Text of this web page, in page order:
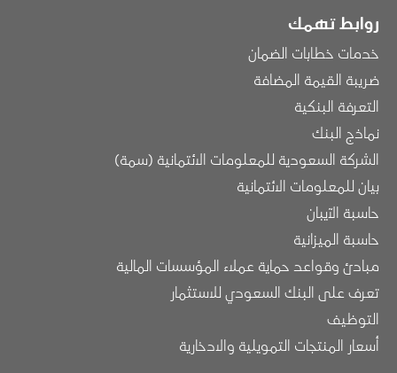
روابط تهمك
خدمات خطابات الضمان
ضريبة القيمة المضافة
التعرفة البنكية
نماذج البنك
الشركة السعودية للمعلومات الائتمانية (سمة)
بيان للمعلومات الائتمانية
حاسبة الآيبان
حاسبة الميزانية
مبادئ وقواعد حماية عملاء المؤسسات المالية
تعرف على البنك السعودي للاستثمار
التوظيف
أسعار المنتجات التمويلية والادخارية